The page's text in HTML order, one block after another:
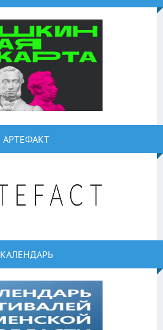
АРТЕФАКТ
КАЛЕНДАРЬ